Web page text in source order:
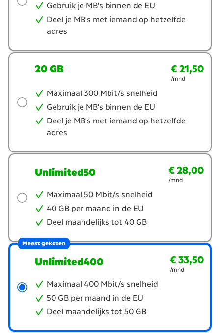
Gebruik je MB's binnen de EU
Deel je MB's met iemand op hetzelfde
adres
20 GB € 21,50
€ 21,50
per maand
/mnd
Maximaal 300 Mbit/s snelheid
Gebruik je MB's binnen de EU
Deel je MB's met iemand op hetzelfde
adres
Unlimited50 € 28,00
€ 28,00
per maand
/mnd
Maximaal 50 Mbit/s snelheid
40 GB per maand in de EU
Deel maandelijks tot 40 GB
Meest gekozen
Unlimited400 € 33,50
€ 33,50
per maand
/mnd
Maximaal 400 Mbit/s snelheid
50 GB per maand in de EU
Deel maandelijks tot 50 GB